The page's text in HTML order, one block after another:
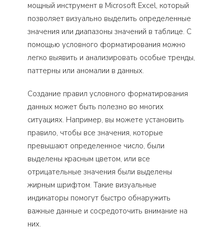
мощный инструмент в Microsoft Excel, который
позволяет визуально выделить определенные
значения или диапазоны значений в таблице. С
помощью условного форматирования можно
легко выявить и анализировать особые тренды,
паттерны или аномалии в данных.
Создание правил условного форматирования
данных может быть полезно во многих
ситуациях. Например, вы можете установить
правило, чтобы все значения, которые
превышают определенное число, были
выделены красным цветом, или все
отрицательные значения были выделены
жирным шрифтом. Такие визуальные
индикаторы помогут быстро обнаружить
важные данные и сосредоточить внимание на
них.